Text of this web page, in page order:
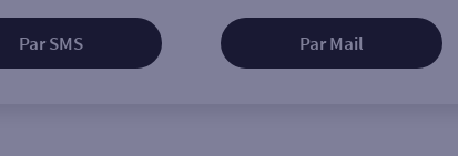
Par SMS Par Mail